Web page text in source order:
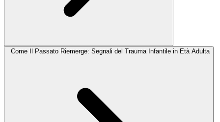
Come Il Passato Riemerge: Segnali del Trauma Infantile in Età Adulta